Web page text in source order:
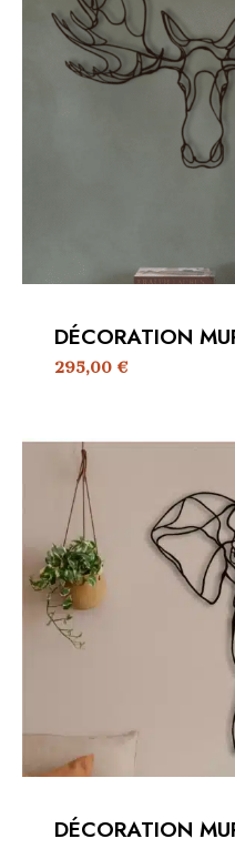
DÉCORATION
295,00€
DÉCORATION